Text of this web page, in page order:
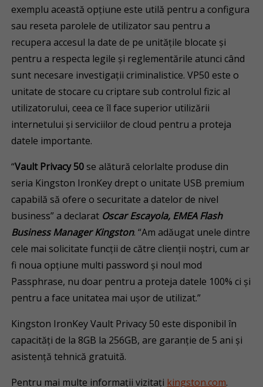
exemplu această opţiune este utilă pentru a configura
sau reseta parolele de utilizator sau pentru a
recupera accesul la date de pe unitățile blocate și
pentru a respecta legile și reglementările atunci când
sunt necesare investigații criminalistice. VP50 este o
unitate de stocare cu criptare sub controlul fizic al
utilizatorului, ceea ce îl face superior utilizării
internetului și serviciilor de cloud pentru a proteja
datele importante.
“Vault Privacy 50 se alătură celorlalte produse din
seria Kingston IronKey drept o unitate USB premium
capabilă să ofere o securitate a datelor de nivel
business” a declarat Oscar Escayola, EMEA Flash
Business Manager Kingston. “Am adăugat unele dintre
cele mai solicitate funcții de către clienții noștri, cum ar
fi noua opțiune multi password și noul mod
Passphrase, nu doar pentru a proteja datele 100% ci şi
pentru a face unitatea mai ușor de utilizat.”
Kingston IronKey Vault Privacy 50 este disponibil în
capacități de la 8GB la 256GB, are garanție de 5 ani și
asistență tehnică gratuită.
Pentru mai multe informații vizitați kingston.com.